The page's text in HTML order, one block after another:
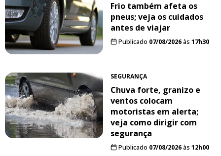
Frio também afeta os
pneus; veja os cuidados
antes de viajar
Publicado 07/08/2026às 17h30
SEGURANÇA
Chuva forte, granizo e
ventos colocam
motoristas em alerta;
veja como dirigir com
segurança
Publicado 07/08/2026às 12h00